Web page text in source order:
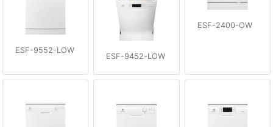
ESF-9552-LOW
ESF-9452-LOW
ESF-2400-OW